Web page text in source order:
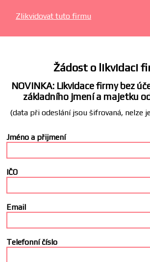
Zlikvidovat tuto firmu
Žádost o likvidaci
NOVINKA: Likvidace firmy bez
základního jmení a majetku
(data při odeslání jsou šifrovaná, nelze
Jméno a přijmení
IČO
Email
Telefonní číslo